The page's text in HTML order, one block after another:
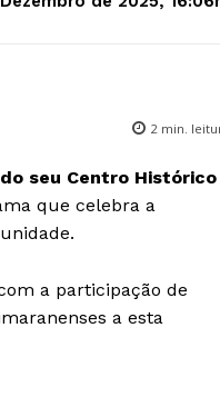
2min.
seu Centro Histórico
que celebra a
a participação de
a esta